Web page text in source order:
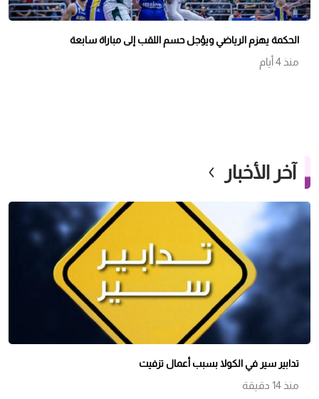
الحكمة يهزم الرياضي ويؤجل حسم اللقب إلى مباراة سابعة
منذ 4 أيام
آخر الأخبار
تدابير سير في الكولا بسبب أعمال تزفيت
منذ 14 دقيقة